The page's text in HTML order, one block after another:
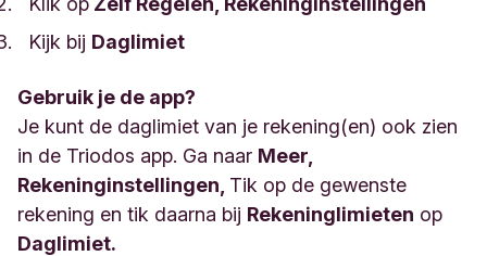
Kijk bij Daglimiet
Gebruik je de app?
Je kunt de daglimiet van je rekening(en) ook zien
in de Triodos app. Ga naar Meer,
Rekeninginstellingen, Tik op de gewenste
rekening en tik daarna bij Rekeninglimieten op
Daglimiet.